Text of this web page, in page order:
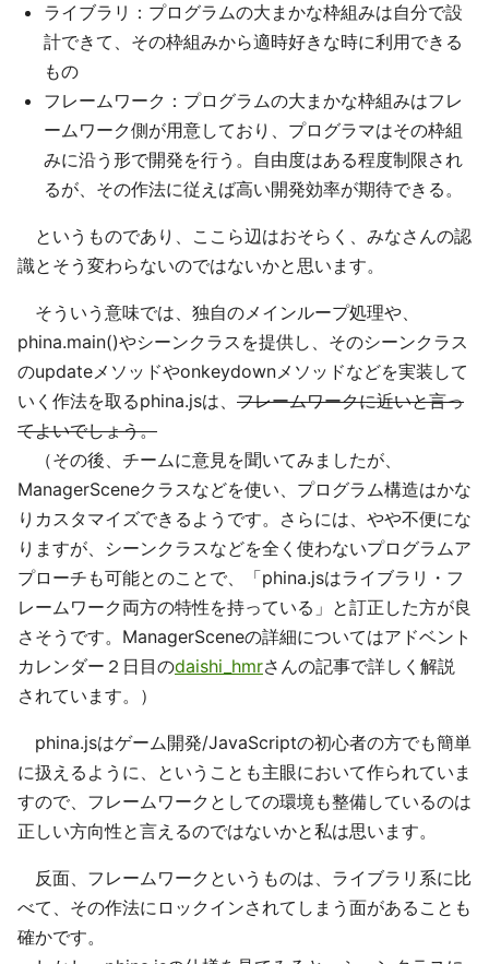
ライブラリ：プログラムの大まかな枠組みは自分で設
計できて、その枠組みから適時好きな時に利用できる
もの
フレームワーク：プログラムの大まかな枠組みはフレ
ームワーク側が用意しており、プログラマはその枠組
みに沿う形で開発を行う。自由度はある程度制限され
るが、その作法に従えば高い開発効率が期待できる。
というものであり、ここら辺はおそらく、みなさんの認
識とそう変わらないのではないかと思います。
そういう意味では、独自のメインループ処理や、
phina.main()やシーンクラスを提供し、そのシーンクラス
のupdateメソッドやonkeydownメソッドなどを実装して
いく作法を取るphina.jsは、 フレームワークに近いと言っ
てよいでしょう。
（その後、チームに意見を聞いてみましたが、
ManagerSceneクラスなどを使い、プログラム構造はかな
りカスタマイズできるようです。さらには、やや不便にな
りますが、シーンクラスなどを全く使わないプログラムア
プローチも可能とのことで、「phina.jsはライブラリ・フ
レームワーク両方の特性を持っている」と訂正した方が良
さそうです。ManagerSceneの詳細についてはアドベント
カレンダー２日目のdaishi_hmrさんの記事で詳しく解説
されています。）
phina.jsはゲーム開発/JavaScriptの初心者の方でも簡単
に扱えるように、ということも主眼において作られていま
すので、フレームワークとしての環境も整備しているのは
正しい方向性と言えるのではないかと私は思います。
反面、フレームワークというものは、ライブラリ系に比
べて、その作法にロックインされてしまう面があることも
確かです。